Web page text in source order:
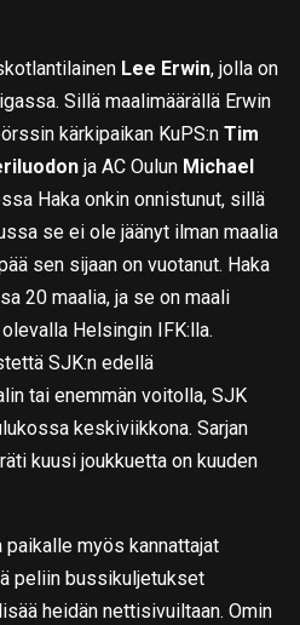
Lee Erwin, jolla on
Sillä maalimäärällä Erwin
kärkipaikan KuPS:nTim
ja AC Oulun Michael
Haka onkin onnistunut, sillä
se ei ole jäänyt ilman maalia
sen sijaan on vuotanut. Haka
20 maalia, ja se on maali
Helsingin IFK:lla.
SJK:n edellä
tai enemmän voitolla, SJK
keskiviikkona. Sarjan
kuusi joukkuetta on kuuden
myös kannattajat
peliin bussikuljetukset
heidän nettisivuiltaan. Omin